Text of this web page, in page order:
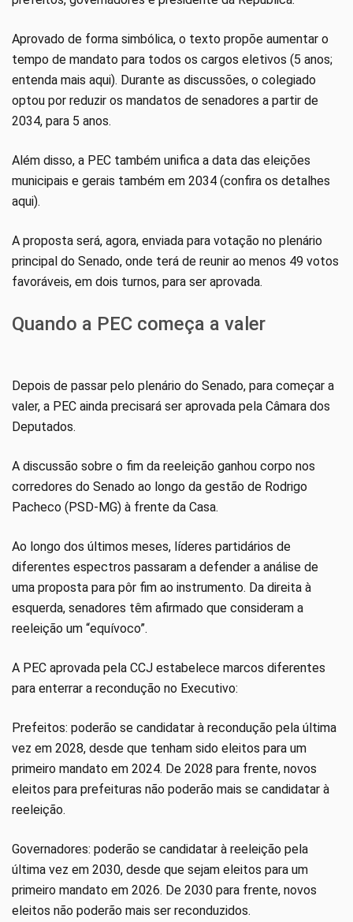
Aprovado de forma simbólica, o texto propõe aumentar o
tempo de mandato para todos os cargos eletivos (5 anos;
entenda mais aqui). Durante as discussões, o colegiado
optou por reduzir os mandatos de senadores a partir de
2034, para 5 anos.
Além disso, a PEC também unifica a data das eleições
municipais e gerais também em 2034 (confira os detalhes
aqui).
A proposta será, agora, enviada para votação no plenário
principal do Senado, onde terá de reunir ao menos 49 votos
favoráveis, em dois turnos, para ser aprovada.
Quando a PEC começa a valer
Depois de passar pelo plenário do Senado, para começar a
valer, a PEC ainda precisará ser aprovada pela Câmara dos
Deputados.
A discussão sobre o fim da reeleição ganhou corpo nos
corredores do Senado ao longo da gestão de Rodrigo
Pacheco (PSD-MG) à frente da Casa.
Ao longo dos últimos meses, líderes partidários de
diferentes espectros passaram a defender a análise de
uma proposta para pôr fim ao instrumento. Da direita à
esquerda, senadores têm afirmado que consideram a
reeleição um “equívoco”.
A PEC aprovada pela CCJ estabelece marcos diferentes
para enterrar a recondução no Executivo:
Prefeitos: poderão se candidatar à recondução pela última
vez em 2028, desde que tenham sido eleitos para um
primeiro mandato em 2024. De 2028 para frente, novos
eleitos para prefeituras não poderão mais se candidatar à
reeleição.
Governadores: poderão se candidatar à reeleição pela
última vez em 2030, desde que sejam eleitos para um
primeiro mandato em 2026. De 2030 para frente, novos
eleitos não poderão mais ser reconduzidos.